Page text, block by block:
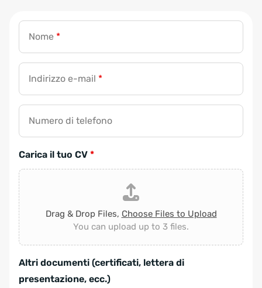
Nome *
Indirizzo e-mail *
Numero di telefono
Carica il tuo CV *
Drag & Drop Files, Choose Files to Upload
You can upload up to 3 files.
Altri documenti (certificati, lettera di
presentazione, ecc.)